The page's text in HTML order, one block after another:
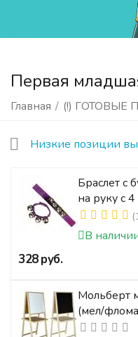
Первая
Главная / (!) ГОТОВЫЕ
Низкие позиции
Браслет с
на руку с
В
‍328‍руб.
Мольберт
(мел/